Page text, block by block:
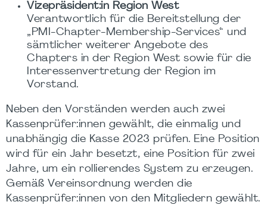
Vizepräsident:in Region West
Verantwortlich für die Bereitstellung der
„PMI-Chapter-Membership-Services“ und
sämtlicher weiterer Angebote des
Chapters in der Region West sowie für die
Interessenvertretung der Region im
Vorstand.
Neben den Vorständen werden auch zwei
Kassenprüfer:innen gewählt, die einmalig und
unabhängig die Kasse 2023 prüfen. Eine Position
wird für ein Jahr besetzt, eine Position für zwei
Jahre, um ein rollierendes System zu erzeugen.
Gemäß Vereinsordnung werden die
Kassenprüfer:innen von den Mitgliedern gewählt.